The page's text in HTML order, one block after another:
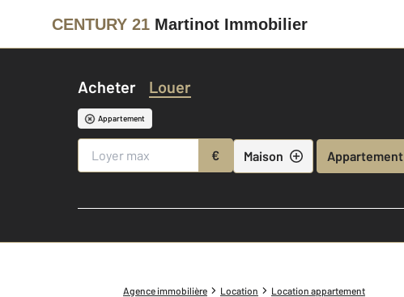
CENTURY 21 Martinot Immobilier
Acheter Louer
Appartement
€ Maison Appartement
Agence immobilière Location Location appartement